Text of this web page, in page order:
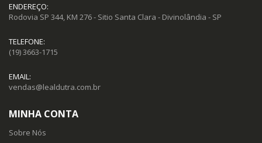
ENDEREÇO:
Rodovia SP 344, KM 276 - Sitio Santa Clara - Divinolândia - SP
TELEFONE:
(19) 3663-1715
EMAIL:
vendas@lealdutra.com.br
MINHA CONTA
Sobre Nós